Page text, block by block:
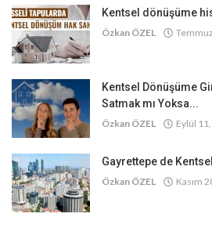
Kentsel dönüşüme
Özkan ÖZEL
Kentsel Dönüşüme
Satmak mı Yoksa...
Özkan ÖZEL Eylül
Gayrettepe de
Özkan ÖZEL Kasım